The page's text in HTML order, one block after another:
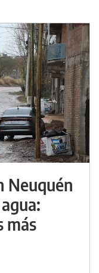
Neuquén
más